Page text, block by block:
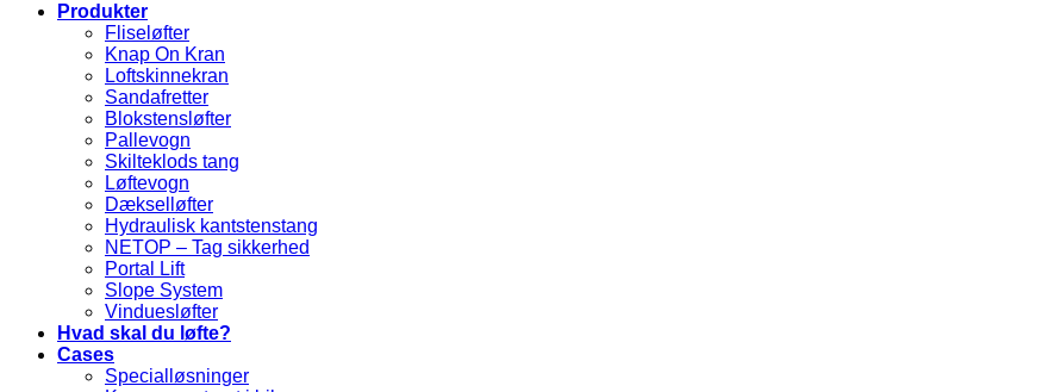
Produkter
Fliseløfter
Knap On Kran
Loftskinnekran
Sandafretter
Blokstensløfter
Pallevogn
Skilteklods tang
Løftevogn
Dækselløfter
Hydraulisk kantstenstang
NETOP – Tag sikkerhed
Portal Lift
Slope System
Vinduesløfter
Hvad skal du løfte?
Cases
Specialløsninger